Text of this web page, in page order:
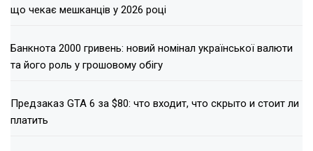
що чекає мешканців у 2026 році
Банкнота 2000 гривень: новий номінал української валюти
та його роль у грошовому обігу
Предзаказ GTA 6 за $80: что входит, что скрыто и стоит ли
платить